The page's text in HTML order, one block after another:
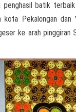
batik
kota Pekalongan
ke arah pinggiran